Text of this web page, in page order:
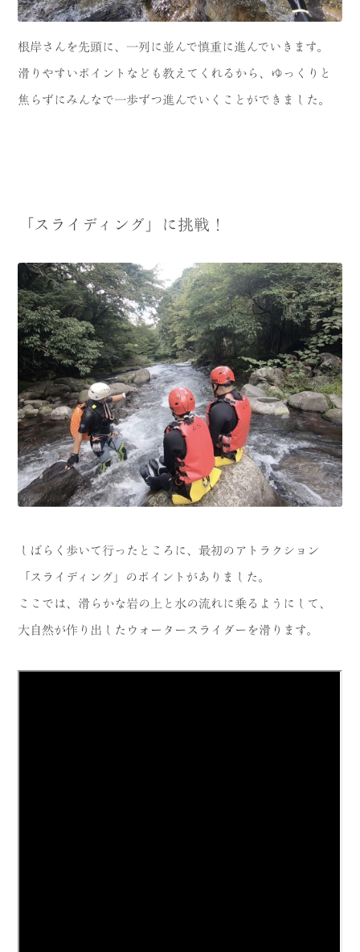
根岸さんを先頭に、一列に並んで慎重に進んでいきます。
滑りやすいポイントなども教えてくれるから、ゆっくりと
焦らずにみんなで一歩ずつ進んでいくことができました。
「スライディング」に挑戦！
しばらく歩いて行ったところに、最初のアトラクション
「スライディング」のポイントがありました。
ここでは、滑らかな岩の上と水の流れに乗るようにして、
大自然が作り出したウォータースライダーを滑ります。